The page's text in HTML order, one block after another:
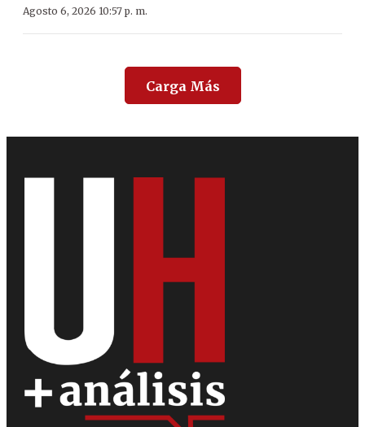
Agosto 6, 2026 10:57 p. m.
Carga Más